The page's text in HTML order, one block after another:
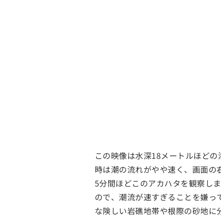
この映像は水深18メートルほど
時は潮の流れがやや速く、画面
5分間ほどこのアカハタを観察し
ので、潮流が速すぎることを嫌
な険しい岩礁地帯や根際の砂地